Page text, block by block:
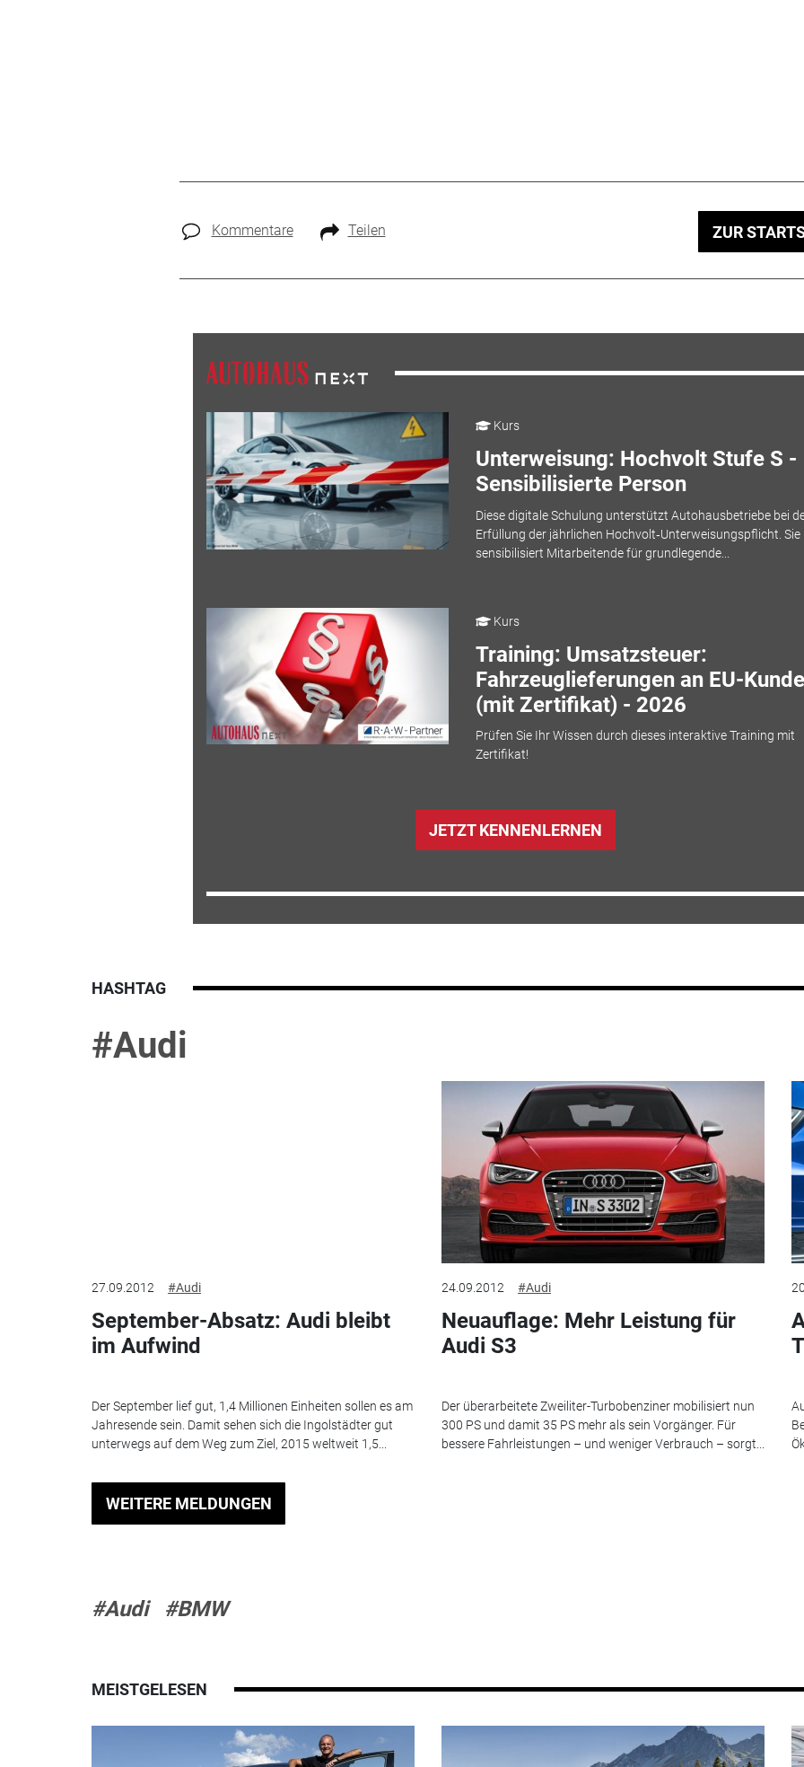
Kommentare Teilen ZUR
Kurs
Unterweisung: Hochvolt Stufe S -
Sensibilisierte Person
Diese digitale Schulung unterstützt Autohausbetriebe bei
Erfüllung der jährlichen Hochvolt‑Unterweisungspflicht. Sie
sensibilisiert Mitarbeitende für grundlegende...
Kurs
Training: Umsatzsteuer:
Fahrzeuglieferungen an EU-
(mit Zertifikat) - 2026
Prüfen Sie Ihr Wissen durch dieses interaktive Training mit
Zertifikat!
JETZT KENNENLERNEN
HASHTAG
#Audi
27.09.2012 #Audi
September-Absatz: Audi bleibt
im Aufwind
Der September lief gut, 1,4 Millionen Einheiten sollen es am
Jahresende sein. Damit sehen sich die Ingolstädter gut
unterwegs auf dem Weg zum Ziel, 2015 weltweit 1,5...
24.09.2012 #Audi
Neuauflage: Mehr Leistung für
Audi S3
Der überarbeitete Zweiliter-Turbobenziner mobilisiert nun
300 PS und damit 35 PS mehr als sein Vorgänger. Für
bessere Fahrleistungen – und weniger Verbrauch – sorgt...
WEITERE MELDUNGEN
#Audi #BMW
MEISTGELESEN